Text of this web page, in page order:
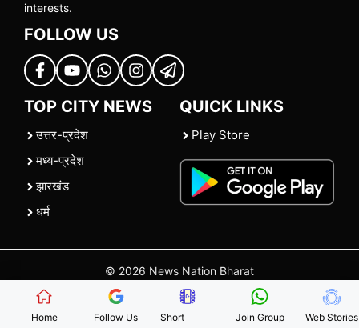
interests.
FOLLOW US
TOP CITY NEWS
उत्तर-प्रदेश
मध्य-प्रदेश
झारखंड
धर्म
QUICK LINKS
Play Store
© 2026 News Nation Bharat
| |Contact Us |Policies Terms and Conditions
Home Follow Us Short Join Group Web Stories